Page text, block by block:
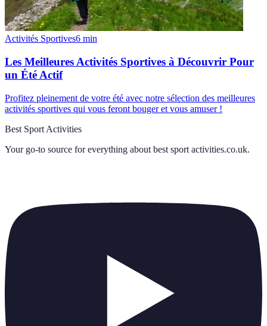
Activités Sportives6 min
Les Meilleures Activités Sportives à Découvrir Pour
un Été Actif
Profitez pleinement de votre été avec notre sélection des meilleures
activités sportives qui vous feront bouger et vous amuser !
Best Sport Activities
Your go-to source for everything about best sport activities.co.uk.